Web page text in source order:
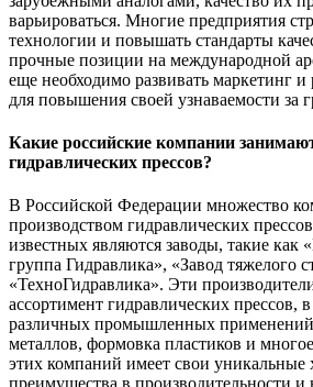
варьироваться. Многие предприятия
технологии и повышать стандарты
прочные позиции на международной
еще необходимо развивать маркетинг и
для повышения своей узнаваемости за
Какие российские компании
гидравлических прессов?
В Российской Федерации множество
производством гидравлических
известных являются заводы, такие
группа Гидравлика», «Завод тяжелого
«ТехноГидравлика». Эти
ассортимент гидравлических прессов,
различных промышленных применений,
металлов, формовка пластиков и
этих компаний имеет свои уникальные
преимущества в производительности и